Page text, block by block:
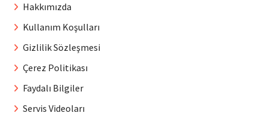
Hakkımızda
Kullanım Koşulları
Gizlilik Sözleşmesi
Çerez Politikası
Faydalı Bilgiler
Servis Videoları